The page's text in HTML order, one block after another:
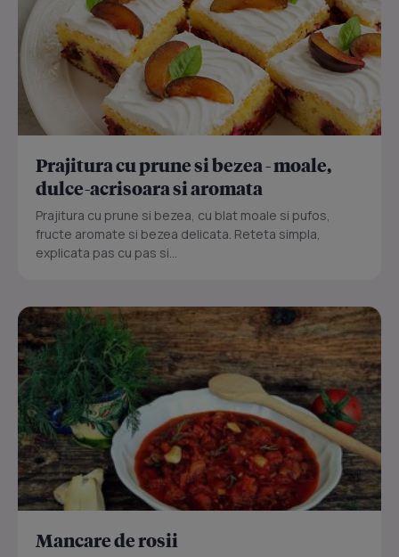
Prajitura cu prune si bezea - moale,
dulce-acrisoara si aromata
Prajitura cu prune si bezea, cu blat moale si pufos,
fructe aromate si bezea delicata. Reteta simpla,
explicata pas cu pas si...
Mancare de rosii